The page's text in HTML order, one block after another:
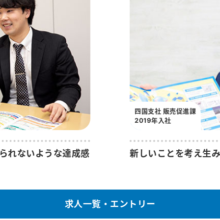
れないような達成感
四国支社 販売促進課
2019年入社
新しいことを考え生
求人一覧・エントリー